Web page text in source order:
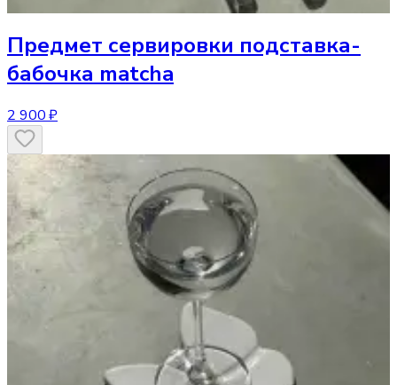
Предмет сервировки подставка-
бабочка matcha
2 900 ₽